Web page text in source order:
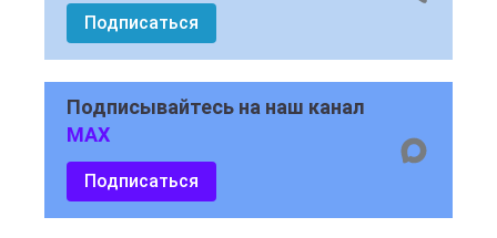
Подписаться
Подписывайтесь на наш канал
MAX
Подписаться